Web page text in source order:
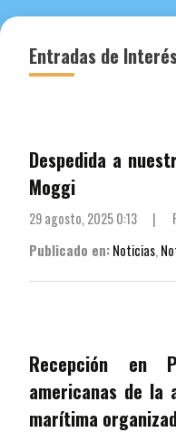
Entradas de
Despedida a
Moggi
29 agosto, 2025 0:13 |
Publicado en:Noticias,
Recepción en
americanas de la
marítima